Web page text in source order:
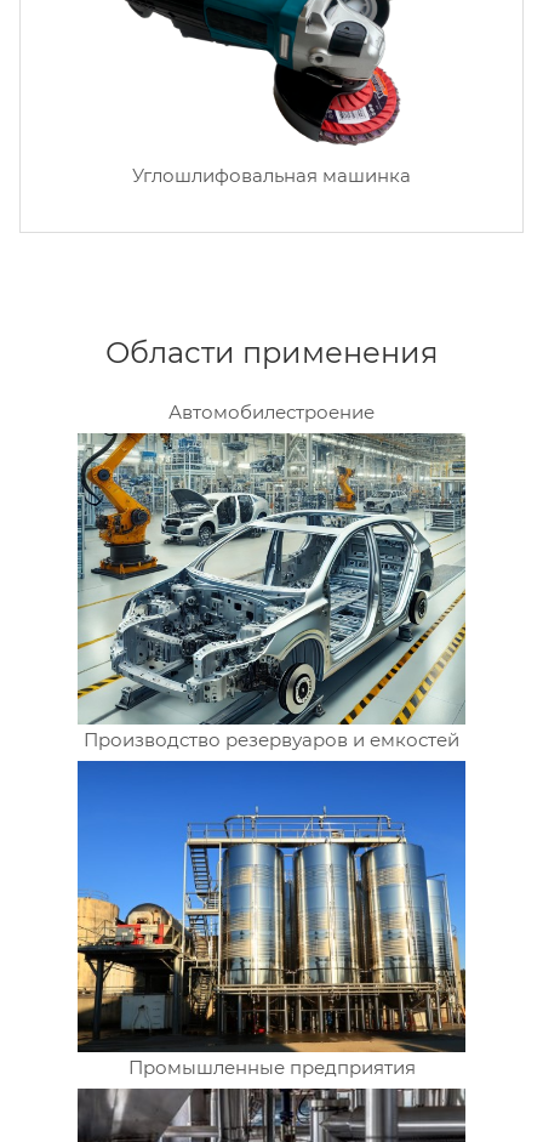
Углошлифовальная машинка
Области применения
Автомобилестроение
Производство резервуаров и емкостей
Промышленные предприятия